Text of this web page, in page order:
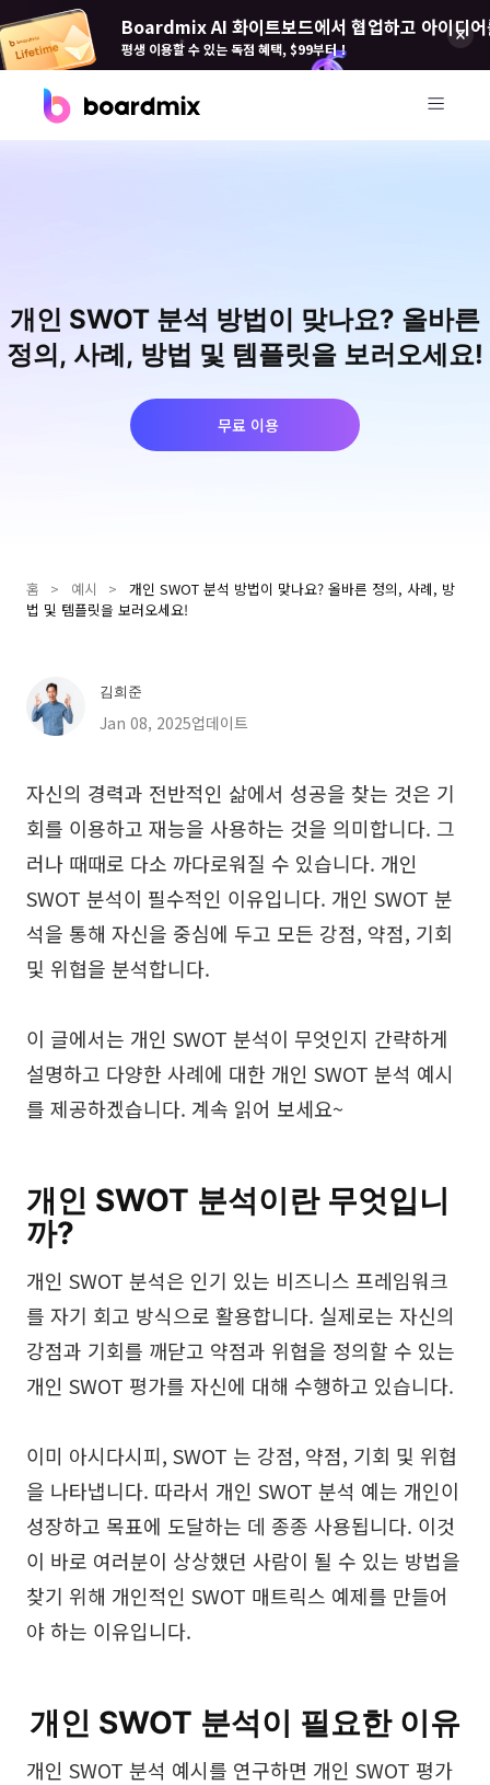
Boardmix AI 화이트보드에서 협업하고 아이디
평생 이용할 수 있는 독점 혜택, $99부터！
Boardmix 개발자 플랫폼
Boardmix AI
Pixso(픽소)
솔루션
마인드맵
플로우차트
ER 다이어그램
UML 다이어그램
조직도
비즈니스 모델 캔버스
사용자 여정 지도
아키텍처 다이어그램
워크플로우
스크럼 도구
팀 협업
리서치 및 분석
제품 기획
창의성 & 다이어그램
AI 마인드맵
AI 사용자 여정 지도
AI 피시본 다이어그램
계획 & 처리
AI 비즈니스 모델 캔버스
AI SWOT 분석
전략 & 분석
AI 사용자 페르소나
스마트 크리에이션
AI 화이트보드
개인 SWOT 분석 방법이 맞나요? 올바른
정의, 사례, 방법 및 템플릿을 보러오세요!
무료 이용
홈 > 예시 >
개인 SWOT 분석 방법이 맞나요? 올바른 정의, 사례, 방
법 및 템플릿을 보러오세요!
김희준
Jan 08, 2025업데이트
자신의 경력과 전반적인 삶에서 성공을 찾는 것은 기
회를 이용하고 재능을 사용하는 것을 의미합니다. 그
러나 때때로 다소 까다로워질 수 있습니다. 개인
SWOT 분석이 필수적인 이유입니다. 개인 SWOT 분
석을 통해 자신을 중심에 두고 모든 강점, 약점, 기회
및 위협을 분석합니다.
이 글에서는 개인 SWOT 분석이 무엇인지 간략하게
설명하고 다양한 사례에 대한 개인 SWOT 분석 예시
를 제공하겠습니다. 계속 읽어 보세요~
개인 SWOT 분석이란 무엇입니
까?
개인 SWOT 분석은 인기 있는 비즈니스 프레임워크
를 자기 회고 방식으로 활용합니다. 실제로는 자신의
강점과 기회를 깨닫고 약점과 위협을 정의할 수 있는
개인 SWOT 평가를 자신에 대해 수행하고 있습니다.
이미 아시다시피, SWOT 는 강점, 약점, 기회 및 위협
을 나타냅니다. 따라서 개인 SWOT 분석 예는 개인이
성장하고 목표에 도달하는 데 종종 사용됩니다. 이것
이 바로 여러분이 상상했던 사람이 될 수 있는 방법을
찾기 위해 개인적인 SWOT 매트릭스 예제를 만들어
야 하는 이유입니다.
개인 SWOT 분석이 필요한 이유
개인 SWOT 분석 예시를 연구하면 개인 SWOT 평가